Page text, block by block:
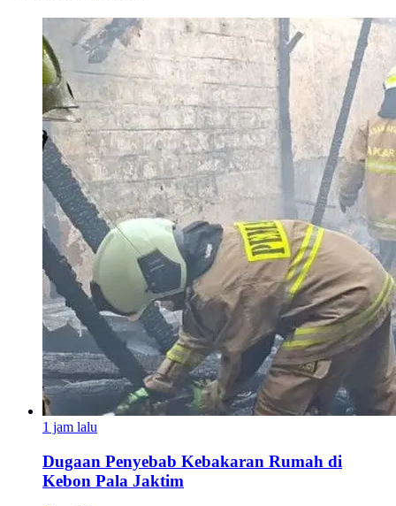
1 jam lalu
Dugaan Penyebab Kebakaran Rumah di
Kebon Pala Jaktim